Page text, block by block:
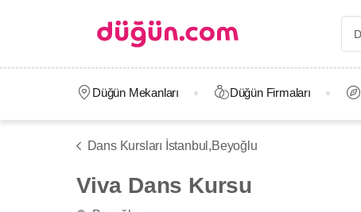
Düğün Mekanları Düğün Firmaları
Dans Kursları İstanbul,Beyoğlu
Viva Dans Kursu